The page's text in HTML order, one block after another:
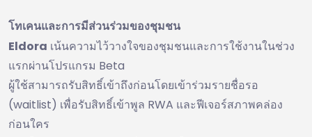
โทเคนและการมีส่วนร่วมของชุมชน
Eldora เน้นความไว้วางใจของชุมชนและการใช้งานในช่วง
แรกผ่านโปรแกรม Beta
ผู้ใช้สามารถรับสิทธิ์เข้าถึงก่อนโดยเข้าร่วมรายชื่อรอ
(waitlist) เพื่อรับสิทธิ์เข้าพูล RWA และฟีเจอร์สภาพคล่อง
ก่อนใคร